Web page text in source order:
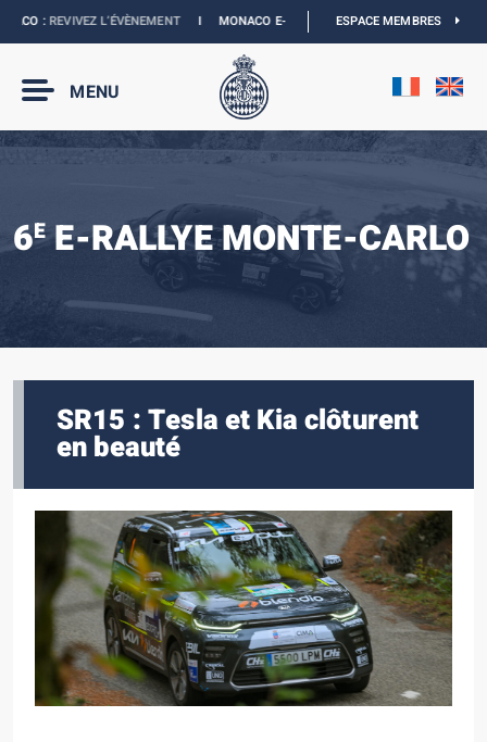
:REVIVEZ L’ÉVÈNEMENTIMONACO E-PRIX 2027 : NOUVELLES DATES I
ESPACE MEMBRES
MENU
6EE-RALLYE MONTE-CARLO
SR15 : Tesla et Kia clôturent
en beauté